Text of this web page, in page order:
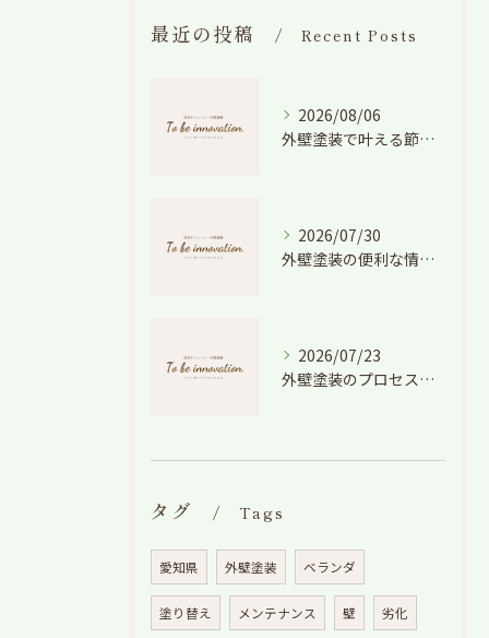
最近の投稿 Recent Posts
2026/08/06
外壁塗装で叶える節電効果と愛知県の相場や色選びのポイントを徹底解説
2026/07/30
外壁塗装の便利な情報と失敗しない色や費用判断のコツを徹底解説
2026/07/23
外壁塗装のプロセスを愛知県でスムーズに進めるための工程と費用徹底解説
タグ Tags
愛知県 外壁塗装 ベランダ
塗り替え メンテナンス 壁 劣化